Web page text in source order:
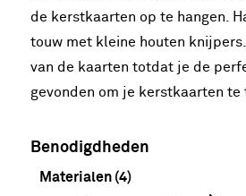
de kerstkaarten op te hangen.
touw met kleine houten
van de kaarten totdat je de
gevonden om je kerstkaarten te
Benodigdheden
Materialen (4)